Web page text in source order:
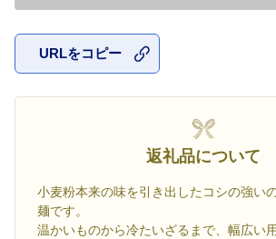
URLをコピー
返礼品について
小麦粉本来の味を引き出したコシの強い
麺です。
温かいものから冷たいざるまで、幅広い